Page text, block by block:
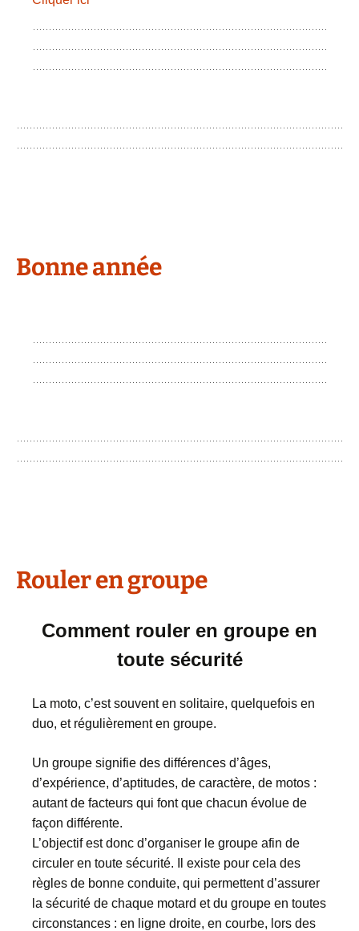
Bonne année
Rouler en groupe
Comment rouler en groupe en
toute sécurité
La moto, c’est souvent en solitaire, quelquefois en
duo, et régulièrement en groupe.
Un groupe signifie des différences d’âges,
d’expérience, d’aptitudes, de caractère, de motos :
autant de facteurs qui font que chacun évolue de
façon différente.
L’objectif est donc d’organiser le groupe afin de
circuler en toute sécurité. Il existe pour cela des
règles de bonne conduite, qui permettent d’assurer
la sécurité de chaque motard et du groupe en toutes
circonstances : en ligne droite, en courbe, lors des